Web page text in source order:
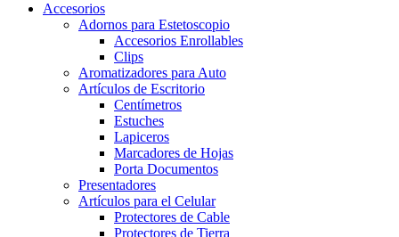
Accesorios
Adornos para Estetoscopio
Accesorios Enrollables
Clips
Aromatizadores para Auto
Artículos de Escritorio
Centímetros
Estuches
Lapiceros
Marcadores de Hojas
Porta Documentos
Presentadores
Artículos para el Celular
Protectores de Cable
Protectores de Tierra